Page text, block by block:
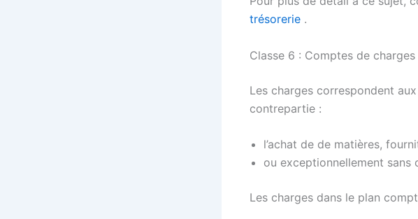
trésorerie .
Classe 6 : Comptes de charges
Les charges correspondent
contrepartie :
l’achat de de matières,
ou exceptionnellement sans
Les charges dans le plan